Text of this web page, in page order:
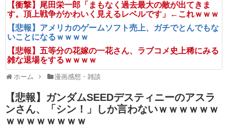
【衝撃】尾田栄一郎「まもなく過去最大の敵が出てきま
す。頂上戦争がかわいく見えるレベルです」←これｗｗｗ
【悲報】アメリカのゲームソフト売上、ガチでとんでもな
いことになるｗｗｗｗ
【悲報】五等分の花嫁の一花さん、ラブコメ史上稀にみる
雑な退場をするｗｗｗｗ
ホーム 漫画感想・雑談
【悲報】ガンダムSEEDデスティニーのアスラ
ンさん、「シン！」しか言わないｗｗｗｗｗｗ
ｗｗｗｗｗｗｗｗ